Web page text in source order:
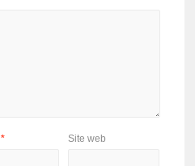
* Site web